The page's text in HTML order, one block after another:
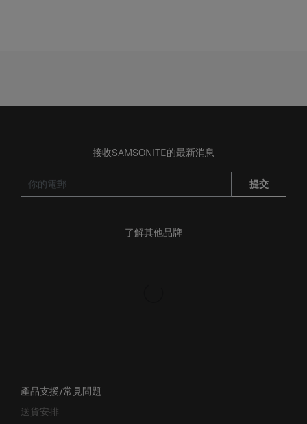
接收SAMSONITE的最新消息
提交
了解其他品牌
產品支援/常見問題
送貨安排